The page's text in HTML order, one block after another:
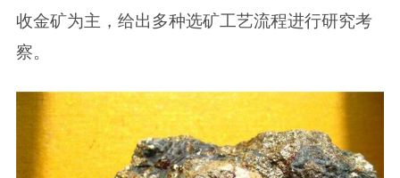
收金矿为主，给出多种选矿工艺流程进行研究考
察。